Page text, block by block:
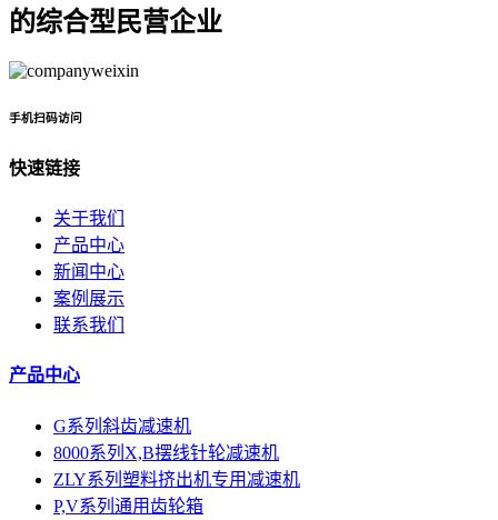
的综合型民营企业
手机扫码访问
快速链接
关于我们
产品中心
新闻中心
案例展示
联系我们
产品中心
G系列斜齿减速机
8000系列X,B摆线针轮减速机
ZLY系列塑料挤出机专用减速机
P,V系列通用齿轮箱